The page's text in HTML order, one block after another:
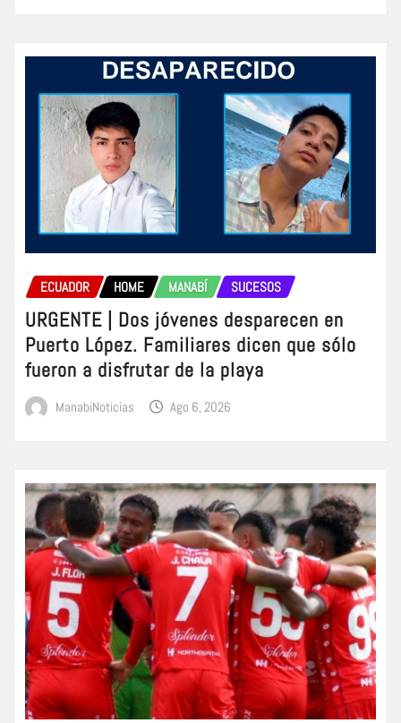
ECUADOR HOME MANABÍ SUCESOS
URGENTE | Dos jóvenes desparecen en
Puerto López. Familiares dicen que sólo
fueron a disfrutar de la playa
ManabiNoticias Ago 6, 2026